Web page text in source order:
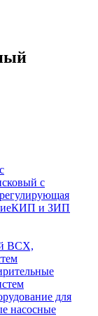
с
КИП и ЗИП
BCX,
для
насосные